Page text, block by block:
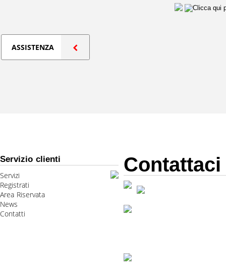
ASSISTENZA
Servizio clienti
Servizi
Registrati
Area Riservata
News
Contatti
Contattaci